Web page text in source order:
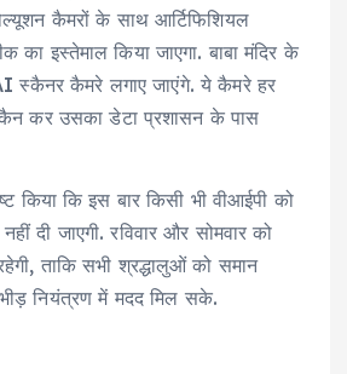
कैमरों के साथ आर्टिफिशियल
इस्तेमाल किया जाएगा. बाबा मंदिर के
AI स्कैनर कैमरे लगाए जाएंगे. ये कैमरे हर
कर उसका डेटा प्रशासन के पास
किया कि इस बार किसी भी वीआईपी को
दी जाएगी. रविवार और सोमवार को
ताकि सभी श्रद्धालुओं को समान
नियंत्रण में मदद मिल सके.